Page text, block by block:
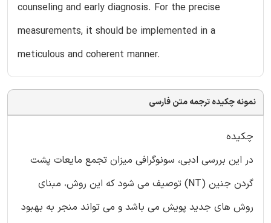
counseling and early diagnosis. For the precise
measurements, it should be implemented in a
meticulous and coherent manner.
نمونه چکیده ترجمه متن فارسی
چکیده
در این بررسی ادبی، سونوگرافی میزان تجمع مایعات پشت
گردن جنین (NT) توصیف می شود که این روش، مبنای
روش های جدید پویش می باشد و می تواند منجر به بهبود